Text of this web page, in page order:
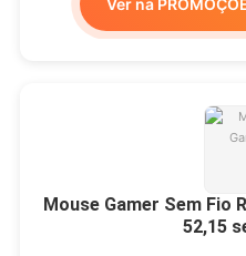
Mouse Gamer Sem Fio
52,15